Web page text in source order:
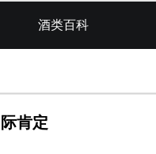
酒类百科
肯定